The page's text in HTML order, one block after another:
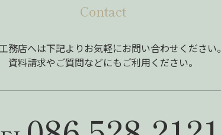
Contact
務店へは下記よりお気軽にお問い合わせください。
資料請求やご質問などにもご利用ください。